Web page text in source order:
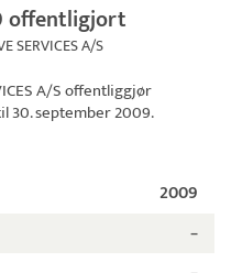
offentligjort
SERVICES A/S
A/Soffentliggjør
30. september 2009.
2009
–